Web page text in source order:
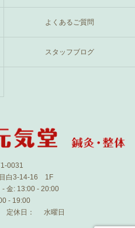
よくあるご質問
スタッフブログ
0031
白3-14-16 1F
- 金: 13:00 - 20:00
- 19:00
定休日： 水曜日